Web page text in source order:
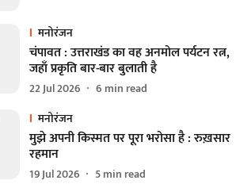
मनोरंजन
चंपावत : उत्तराखंड का वह अनमोल पर्यटन रत्न,
जहाँ प्रकृति बार-बार बुलाती है
22 Jul 2026 6 min read
मनोरंजन
मुझे अपनी किस्मत पर पूरा भरोसा है : रुख़सार
रहमान
19 Jul 2026 5min read